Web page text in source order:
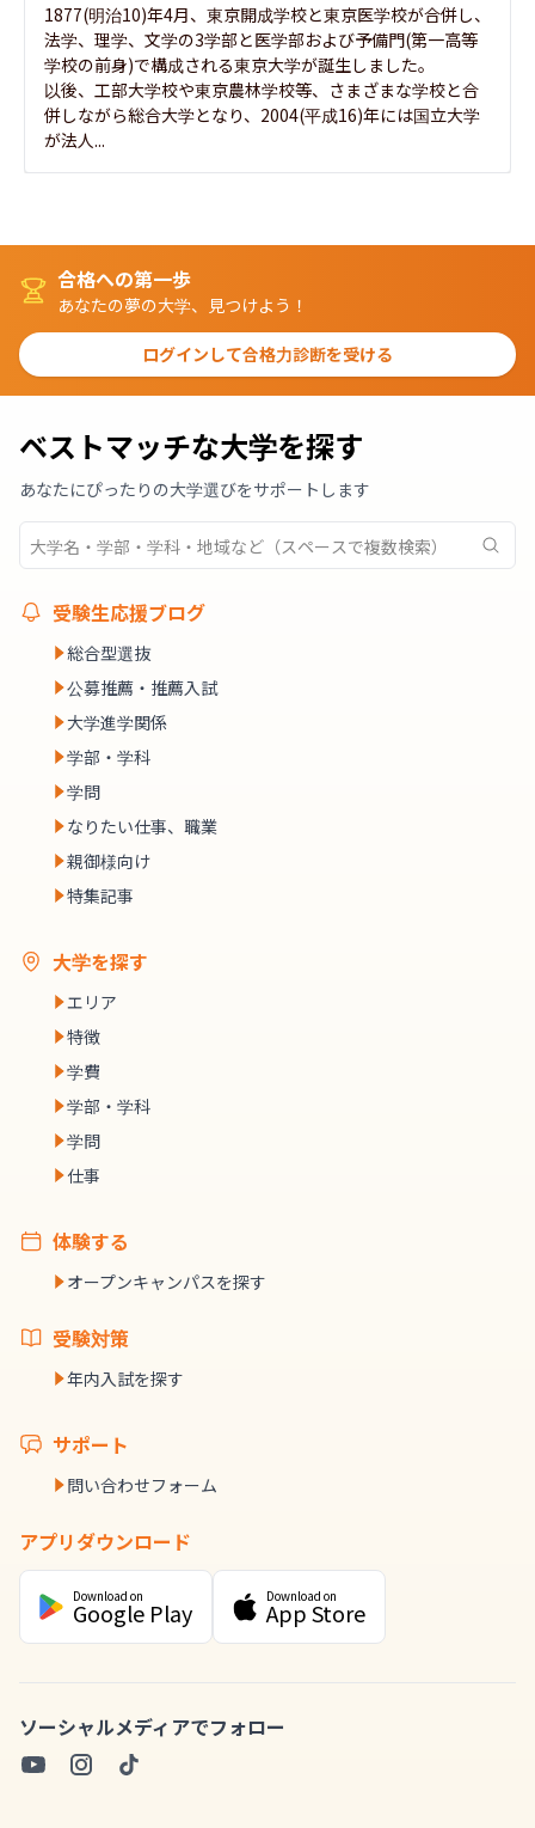
1877(明治10)年4月、東京開成学校と東京医学校が合併し、
法学、理学、文学の3学部と医学部および予備門(第一高等
学校の前身)で構成される東京大学が誕生しました。
以後、工部大学校や東京農林学校等、さまざまな学校と合
併しながら総合大学となり、2004(平成16)年には国立大学
が法人...
合格への第一歩
あなたの夢の大学、見つけよう！
ログインして合格力診断を受ける
ベストマッチな大学を探す
あなたにぴったりの大学選びをサポートします
受験生応援ブログ
総合型選抜
公募推薦・推薦入試
大学進学関係
学部・学科
学問
なりたい仕事、職業
親御様向け
特集記事
大学を探す
エリア
特徴
学費
学部・学科
学問
仕事
体験する
オープンキャンパスを探す
受験対策
年内入試を探す
サポート
問い合わせフォーム
アプリダウンロード
Download on
Google Play
Download on
App Store
ソーシャルメディアでフォロー